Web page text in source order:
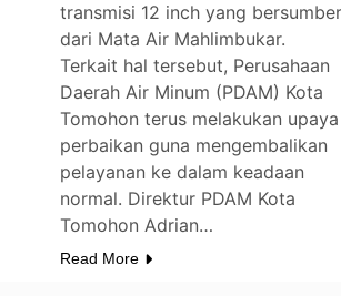
transmisi 12 inch yang
dari Mata Air Mahlimbukar.
Terkait hal tersebut, Perusahaan
Daerah Air Minum (PDAM) Kota
Tomohon terus melakukan upaya
perbaikan guna mengembalikan
pelayanan ke dalam keadaan
normal. Direktur PDAM Kota
Tomohon Adrian…
Read More